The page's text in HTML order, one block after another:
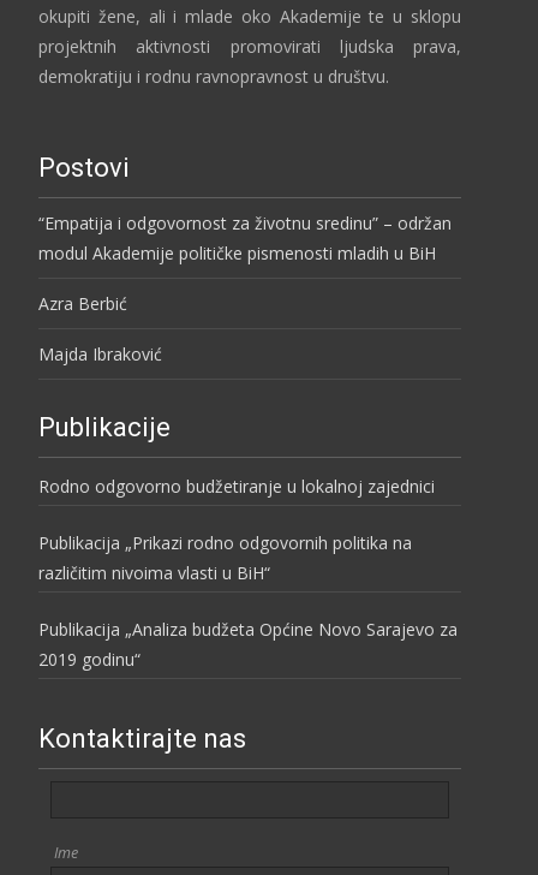
okupiti žene, ali i mlade oko Akademije te u sklopu
projektnih aktivnosti promovirati ljudska prava,
demokratiju i rodnu ravnopravnost u društvu.
Postovi
“Empatija i odgovornost za životnu sredinu” – održan
modul Akademije političke pismenosti mladih u BiH
Azra Berbić
Majda Ibraković
Publikacije
Rodno odgovorno budžetiranje u lokalnoj zajednici
Publikacija „Prikazi rodno odgovornih politika na
različitim nivoima vlasti u BiH“
Publikacija „Analiza budžeta Općine Novo Sarajevo za
2019 godinu“
Kontaktirajte nas
Ime